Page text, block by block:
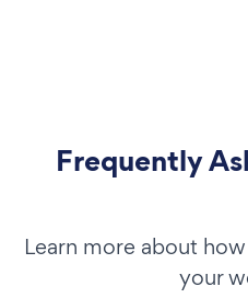
Frequently
Learn more about
your